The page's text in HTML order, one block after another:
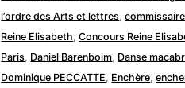
l’ordre des Arts et lettres,
Reine Elisabeth,Concours Reine
Paris, Daniel Barenboim, Danse
Dominique PECCATTE, Enchère,